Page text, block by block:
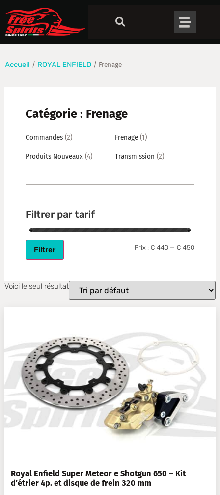
Accueil / ROYAL ENFIELD / Frenage
Catégorie : Frenage
Commandes (2) Frenage (1)
Produits Nouveaux (4) Transmission (2)
Filtrer par tarif
Filtrer Prix :€ 440 —€ 450
Voici le seul résultat
Royal Enfield Super Meteor e Shotgun 650 – Kit
d’étrier 4p. et disque de frein 320 mm